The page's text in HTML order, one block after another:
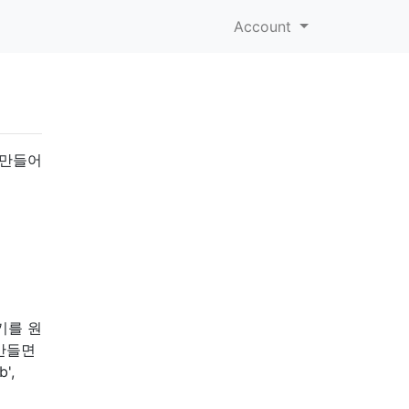
Account
들어
를 원
들면